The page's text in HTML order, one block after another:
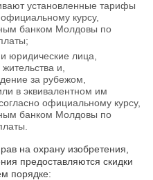
установленные тарифы
курсу,
банком Молдовы по
юридические лица,
и,
за рубежом,
в эквивалентном им
официальному курсу,
банком Молдовы по
на охрану изобретения,
предоставляются скидки
порядке: